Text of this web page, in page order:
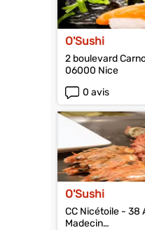
O'Sushi
2 boulevard
06000 Nice
0 avis
O'Sushi
CC Nicétoile - 38
Madecin